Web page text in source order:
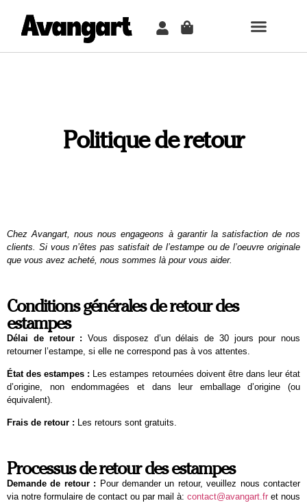
Politique de retour
Chez Avangart, nous nous engageons à garantir la satisfaction de nos
clients. Si vous n’êtes pas satisfait de l’estampe ou de l’oeuvre originale
que vous avez acheté, nous sommes là pour vous aider.
Conditions générales de retour des
estampes
Délai de retour : Vous disposez d’un délais de 30 jours pour nous
retourner l’estampe, si elle ne correspond pas à vos attentes.
État des estampes : Les estampes retournées doivent être dans leur état
d’origine, non endommagées et dans leur emballage d’origine (ou
équivalent).
Frais de retour : Les retours sont gratuits.
Processus de retour des estampes
Demande de retour : Pour demander un retour, veuillez nous contacter
via notre formulaire de contact ou par mail à: contact@avangart.fr et nous